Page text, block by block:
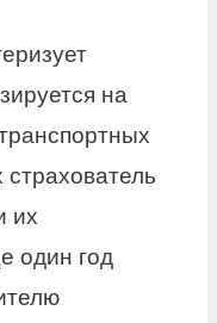
на
их
один год